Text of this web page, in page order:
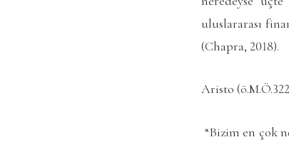
uluslararası
(Chapra, 2018).
Aristo
“Bizim en çok